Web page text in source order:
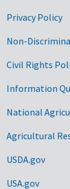
Privacy Policy
Non-
Civil Rights
Information
National
Agricultural
USDA.gov
USA.gov